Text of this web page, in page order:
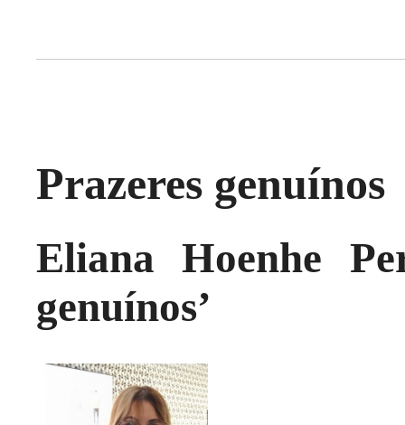
Prazeres genuínos
Eliana Hoenhe
genuínos’